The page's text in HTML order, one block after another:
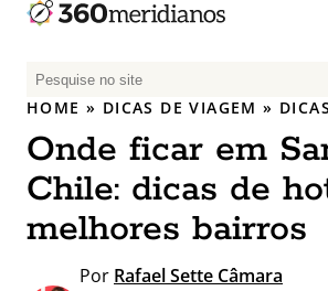
P
e
q
u
s
HOME » DICAS DE VIAGEM »
Onde ficar em
Chile: dicas de
melhores bairros
Por Rafael Sette Câmara